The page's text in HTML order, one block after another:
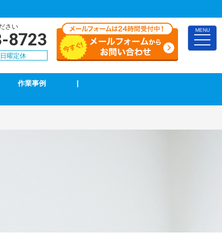
MENU
toggle
さい
8723
曜定休
インターホン修理・取付
作業事例
|